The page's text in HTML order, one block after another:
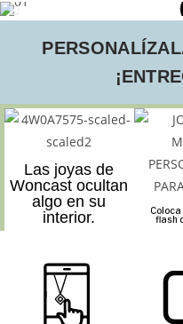
Las joyas de
Woncast ocultan
algo en su
interior.
flash